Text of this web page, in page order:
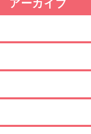
アーカイブ